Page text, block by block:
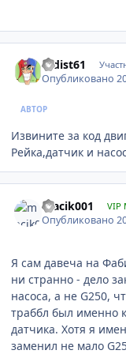
radist61
Опубликовано
АВТОР
Извините за код
Рейка,датчик и
macik001 VIP
Опубликовано
Я сам давеча на
ни странно - дело
насоса, а не G250,
траббл был именно
датчика. Хотя я
заменил не мало